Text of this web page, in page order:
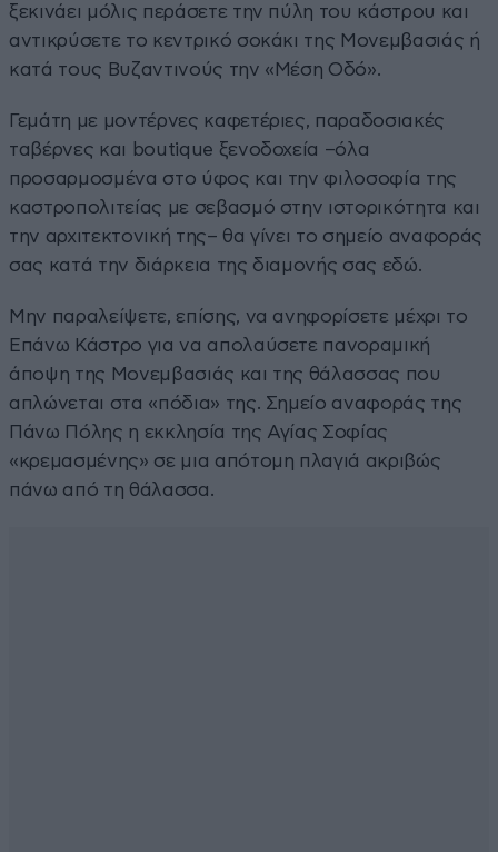
ξεκινάει μόλις περάσετε την πύλη του κάστρου και
αντικρύσετε το κεντρικό σοκάκι της Μονεμβασιάς ή
κατά τους Βυζαντινούς την «Μέση Οδό».
Γεμάτη με μοντέρνες καφετέριες, παραδοσιακές
ταβέρνες και boutique ξενοδοχεία –όλα
προσαρμοσμένα στο ύφος και την φιλοσοφία της
καστροπολιτείας με σεβασμό στην ιστορικότητα και
την αρχιτεκτονική της– θα γίνει το σημείο αναφοράς
σας κατά την διάρκεια της διαμονής σας εδώ.
Μην παραλείψετε, επίσης, να ανηφορίσετε μέχρι το
Επάνω Κάστρο για να απολαύσετε πανοραμική
άποψη της Μονεμβασιάς και της θάλασσας που
απλώνεται στα «πόδια» της. Σημείο αναφοράς της
Πάνω Πόλης η εκκλησία της Αγίας Σοφίας
«κρεμασμένης» σε μια απότομη πλαγιά ακριβώς
πάνω από τη θάλασσα.